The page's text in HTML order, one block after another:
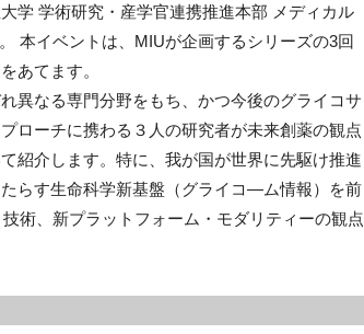
学 学術研究・産学官連携推進本部 メディカル
本イベントは、MIUが企画するシリーズの3回
あてます。
異なる専門分野をもち、かつ今後のグライコサ
ローチに携わる３人の研究者が未来創薬の観点
紹介します。特に、我が国が世界に先駆け推進
らす生命科学新基盤（グライコ―ム情報）を前
術、新プラットフォーム・モダリティーの観点